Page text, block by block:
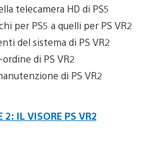
telecamera HD di PS5
per PS5 a quelli per PS VR2
del sistema di PS VR2
ordine di PS VR2
di PS VR2
2: IL VISORE PS VR2